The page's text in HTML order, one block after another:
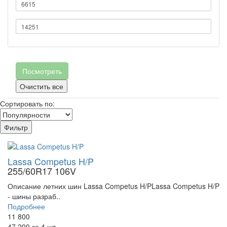
Посмотреть
Очистить все
Сортировать по:
Фильтр
Lassa Competus H/P
255/60R17 106V
Описание летних шин Lassa Competus H/PLassa Competus H/P
- шины разраб..
Подробнее
11 800